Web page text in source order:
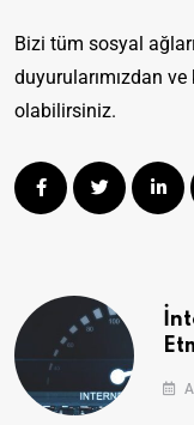
Bizi tüm sosyal
duyurularımızdan
olabilirsiniz.